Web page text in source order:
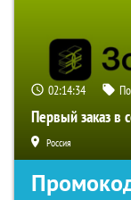
02:14:33
Первый заказ в
Россия